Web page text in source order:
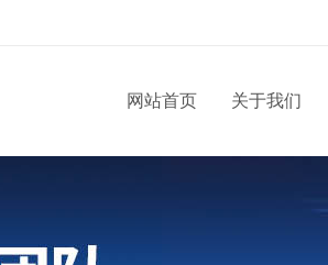
网站首页 关于我们